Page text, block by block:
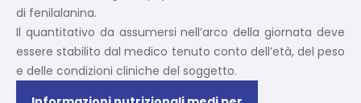
di fenilalanina.
Il quantitativo da assumersi nell’arco della giornata deve
essere stabilito dal medico tenuto conto dell’età, del peso
e delle condizioni cliniche del soggetto.